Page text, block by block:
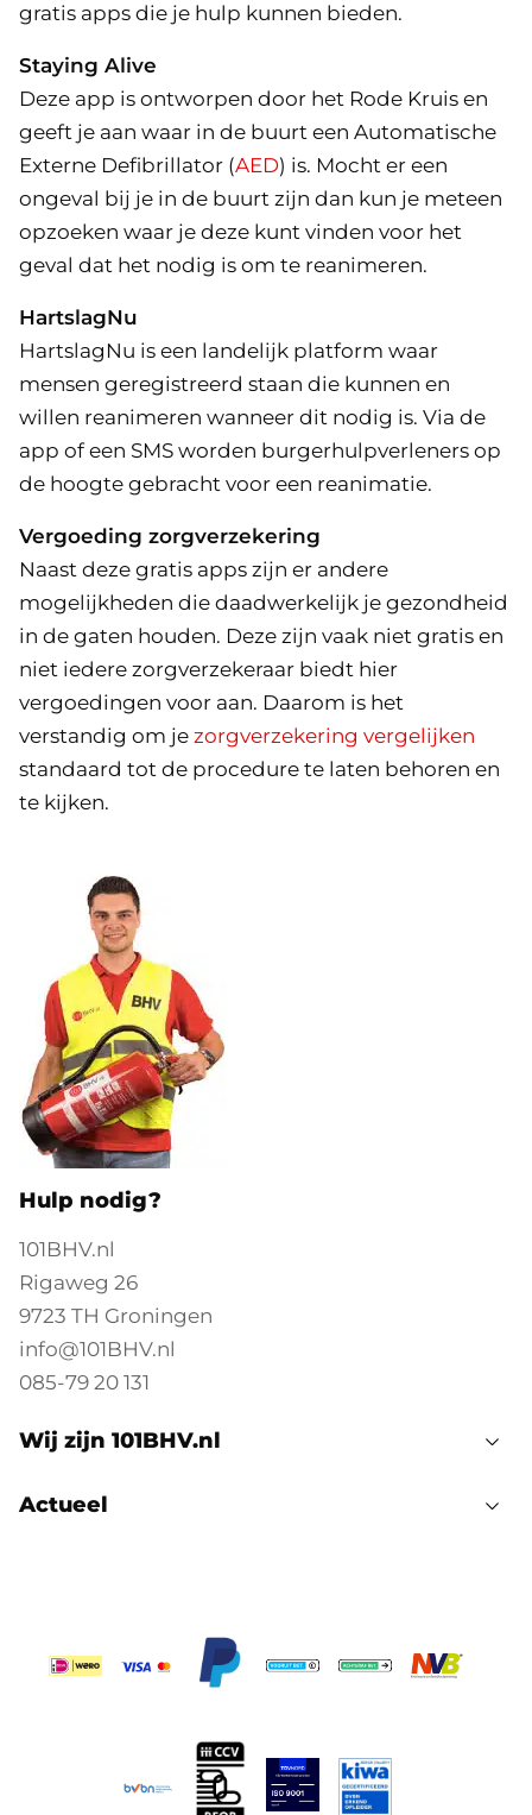
gratis apps die je hulp kunnen bieden.
Staying Alive
Deze app is ontworpen door het Rode Kruis en
geeft je aan waar in de buurt een Automatische
Externe Defibrillator (AED) is. Mocht er een
ongeval bij je in de buurt zijn dan kun je meteen
opzoeken waar je deze kunt vinden voor het
geval dat het nodig is om te reanimeren.
HartslagNu
HartslagNu is een landelijk platform waar
mensen geregistreerd staan die kunnen en
willen reanimeren wanneer dit nodig is. Via de
app of een SMS worden burgerhulpverleners op
de hoogte gebracht voor een reanimatie.
Vergoeding zorgverzekering
Naast deze gratis apps zijn er andere
mogelijkheden die daadwerkelijk je gezondheid
in de gaten houden. Deze zijn vaak niet gratis en
niet iedere zorgverzekeraar biedt hier
vergoedingen voor aan. Daarom is het
verstandig om je zorgverzekering vergelijken
standaard tot de procedure te laten behoren en
te kijken.
Hulp nodig?
101BHV.nl
Rigaweg 26
9723 TH Groningen
info@101BHV.nl
085-79 20 131
Wij zijn 101BHV.nl
Actueel